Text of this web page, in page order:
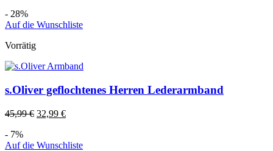
- 28%
Auf die Wunschliste
Vorrätig
s.Oliver geflochtenes Herren Lederarmband
45,99€ 32,99 €
- 7%
Auf die Wunschliste